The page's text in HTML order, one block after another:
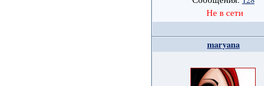
Не в сети
maryana